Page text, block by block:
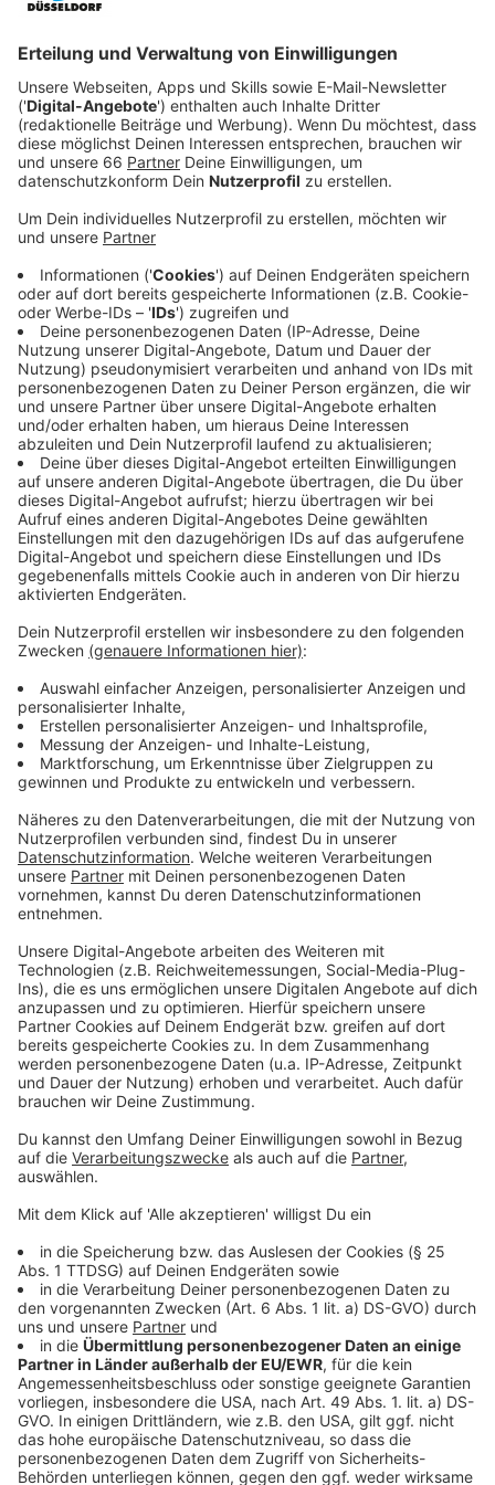
und wenig Schatten" gehabt, heißt es in der jetzt
Anzeige
Mehr Käufe als Verkäufe: Anleger auf dem
Anzeige
Die Kunden haben demnach deutlich mehr neue Aktien
oder Fonds gekauft als wieder verkauft. Die
Stadtsparkasse hat auch die Lage auf dem
Düsseldorfer Wohnungsmarkt bilanziert. Kredite zur
Immobilienfinanzierung seien nach wie vor gefragt.
Allerdings immer öfter für Sanierung oder Kauf von
Altbauten. Neubauten gebe es in Düsseldorf noch zu
wenig, so Sparkassenchef Dahm. Dadurch steigen die
Preise hier weiter. Die Stadtsparkasse selbst hatte im
vergangenen Jahr auch besondere Ausgaben: unter
anderem für die IT-Sicherheit und das Sponsoring im
Rahmen des 200-jährigen Jubiläums.
Anzeige
Weitere Infos und Links zum Thema:
Anzeige
Neue Stiftung für Nachhaltigkeit zum 200-jährigen
Jubiläum
Weiterer Service der Stadtsparkasse Düsseldorf
Stadtsparkasse macht am Samstag auch bei der
„Earth Hour" mit
Anzeige
Folge uns für mehr News & Updates:
Instagram| Facebook |WhatsApp-Kanal
Anzeige